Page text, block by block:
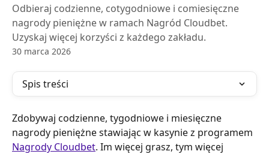
Odbieraj codzienne, cotygodniowe i comiesięczne
nagrody pieniężne w ramach Nagród Cloudbet.
Uzyskaj więcej korzyści z każdego zakładu.
30 marca 2026
Spis treści
Zdobywaj codzienne, tygodniowe i miesięczne
nagrody pieniężne stawiając w kasynie z programem
Nagrody Cloudbet. Im więcej grasz, tym więcej